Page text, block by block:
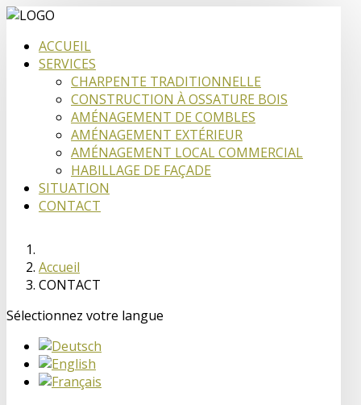
ACCUEIL
SERVICES
CHARPENTE TRADITIONNELLE
CONSTRUCTION À OSSATURE BOIS
AMÉNAGEMENT DE COMBLES
AMÉNAGEMENT EXTÉRIEUR
AMÉNAGEMENT LOCAL COMMERCIAL
HABILLAGE DE FAÇADE
SITUATION
CONTACT
Accueil
CONTACT
Sélectionnez votre langue